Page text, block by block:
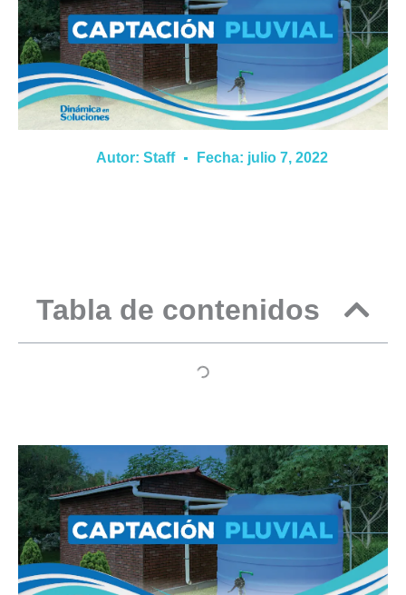
Autor: Staff Fecha: julio 7, 2022
Tabla de contenidos